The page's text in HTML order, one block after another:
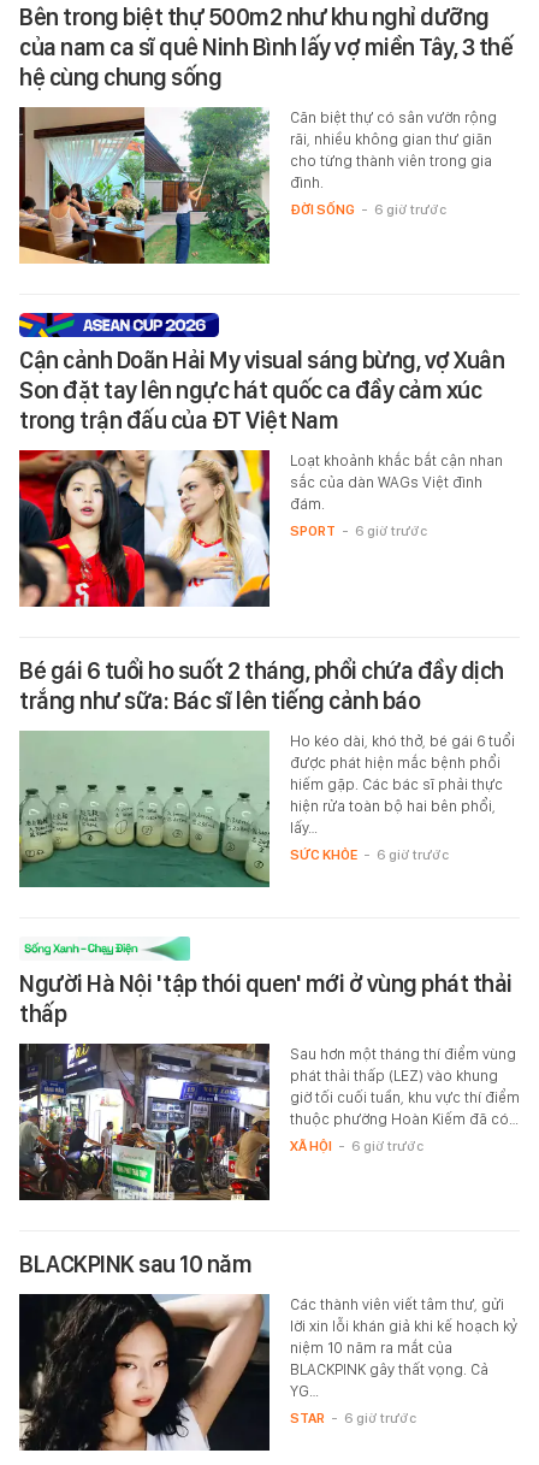
Bên trong biệt thự 500m2 như khu nghỉ dưỡng
của nam ca sĩ quê Ninh Bình lấy vợ miền Tây, 3 thế
hệ cùng chung sống
Căn biệt thự có sân vườn rộng
rãi, nhiều không gian thư giãn
cho từng thành viên trong gia
đình.
ĐỜI SỐNG - 6 giờ trước
Cận cảnh Doãn Hải My visual sáng bừng, vợ Xuân
Son đặt tay lên ngực hát quốc ca đầy cảm xúc
trong trận đấu của ĐT Việt Nam
Loạt khoảnh khắc bắt cận nhan
sắc của dàn WAGs Việt đình
đám.
SPORT - 6 giờ trước
Bé gái 6 tuổi ho suốt 2 tháng, phổi chứa đầy dịch
trắng như sữa: Bác sĩ lên tiếng cảnh báo
Ho kéo dài, khó thở, bé gái 6 tuổi
được phát hiện mắc bệnh phổi
hiếm gặp. Các bác sĩ phải thực
hiện rửa toàn bộ hai bên phổi,
lấy…
SỨC KHỎE - 6 giờ trước
Người Hà Nội 'tập thói quen' mới ở vùng phát thải
thấp
Sau hơn một tháng thí điểm vùng
phát thải thấp (LEZ) vào khung
giờ tối cuối tuần, khu vực thí điểm
thuộc phường Hoàn Kiếm đã có…
XÃ HỘI - 6 giờ trước
BLACKPINK sau 10 năm
Các thành viên viết tâm thư, gửi
lời xin lỗi khán giả khi kế hoạch kỷ
niệm 10 năm ra mắt của
BLACKPINK gây thất vọng. Cả
YG…
STAR - 6 giờ trước